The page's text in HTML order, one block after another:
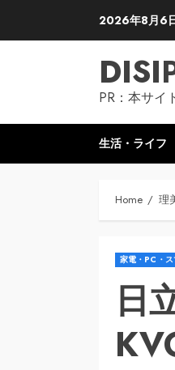
2026年8月6
PR：本サイ
生活・ライフ
Home 理
家電・PC・ス
日